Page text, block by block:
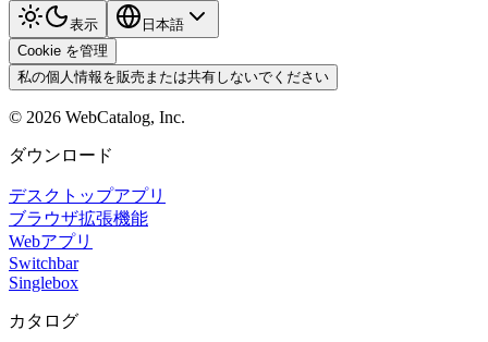
表示
日本語
Cookie を管理
私の個人情報を販売または共有しないでください
© 2026 WebCatalog, Inc.
ダウンロード
デスクトップアプリ
ブラウザ拡張機能
Webアプリ
Switchbar
Singlebox
カタログ